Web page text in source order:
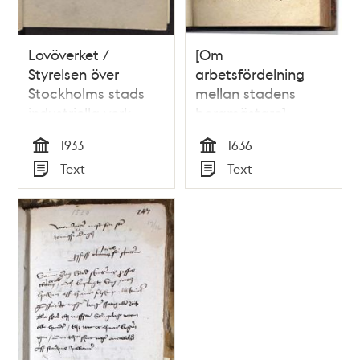
Lovöverket /
Styrelsen över
Stockholms stads
industriella verk
Tid
1933
Typ
Text
[Om
arbetsfördelning
mellan stadens
borgmästare]
Embetz deelningen
emellan
borgmästarne i
Stockholm.
Tid
1636
Typ
Text